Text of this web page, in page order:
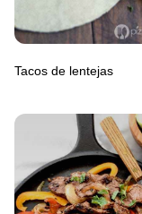
Tacos de lentejas